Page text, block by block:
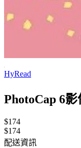
HyRead
PhotoCap 6
$174
$174
配送資訊